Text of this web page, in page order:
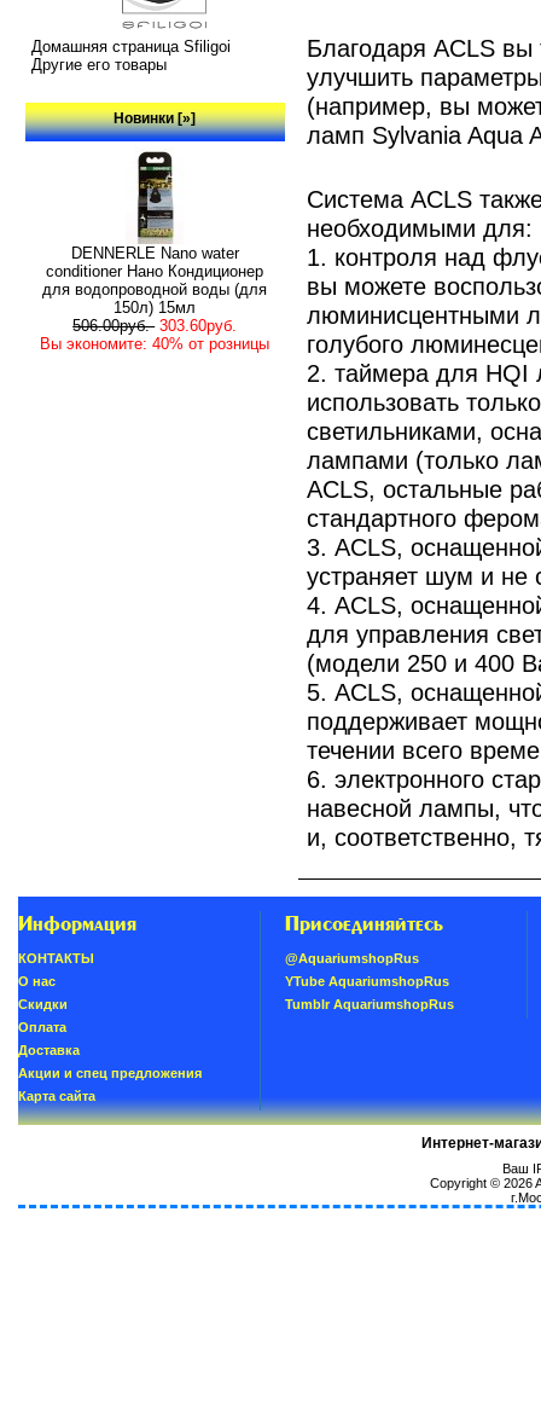
Домашняя страница Sfiligoi
Другие его товары
Новинки [»]
DENNERLE Nano water
conditioner Нано Кондиционер
для водопроводной воды (для
150л) 15мл
506.00руб. 303.60руб.
Вы экономите: 40% от розницы
Благодаря ACLS вы
улучшить
(например, вы
ламп Sylvania Aqua
Система ACLS
необходимыми для:
1. контроля над
вы можете
люминисцентными
голубого
2. таймера для HQI
использовать
светильниками,
лампами (только
ACLS, остальные
стандартного
3. ACLS,
устраняет шум и не
4. ACLS,
для управления
(модели 250 и 400
5. ACLS,
поддерживает
течении всего
6. электронного
навесной лампы,
и, соответственно,
Информация
КОНТАКТЫ
О нас
Скидки
Oплатa
Доставка
Акции и спец предложения
Карта сайта
Присоединяйтесь
@AquariumshopRus
YTube AquariumshopRus
Tumblr AquariumshopRus
Интернет-
Ваш
Copyright © 2026